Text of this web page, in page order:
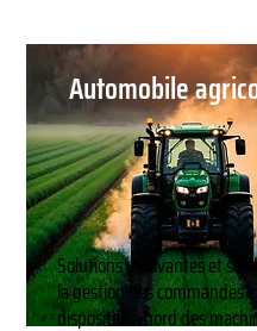
Automobile
Solutions innovantes et
la gestion des commandes
dispositifs à bord des